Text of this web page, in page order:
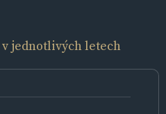
v jednotlivých letech